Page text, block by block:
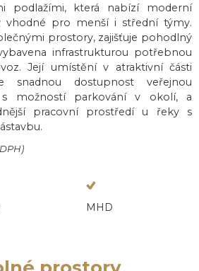
podlažími, která nabízí moderní
vhodné pro menší i střední týmy.
prostory, zajišťuje pohodlný
infrastrukturou potřebnou
Její umístění v atraktivní části
snadnou dostupnost veřejnou
možností parkování v okolí, a
pracovní prostředí u řeky s
MHD